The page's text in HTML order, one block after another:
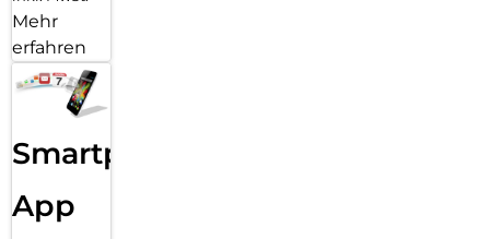
Mehr
erfahren
Smartphone
App